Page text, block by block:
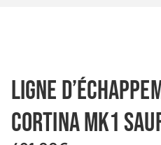
ligne
Cortina Mk1